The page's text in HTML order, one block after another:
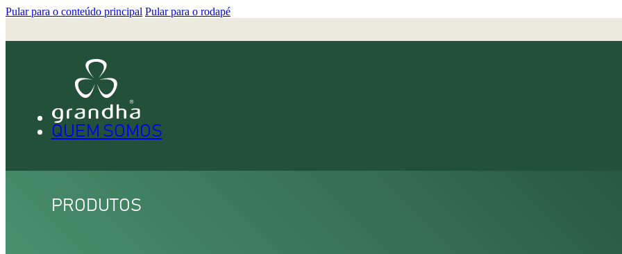
Pular para o conteúdo principal Pular para o rodapé
QUEM SOMOS
PRODUTOS